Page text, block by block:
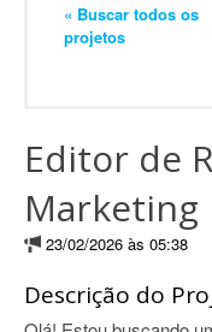
« Buscar todos os
projetos
Editor de
Marketing
23/02/2026 às 05:38
Descrição do